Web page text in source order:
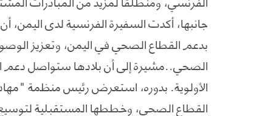
جانبها، أكدت السفيرة الفرنسية لدى اليمن،
بدعم القطاع الصحي في اليمن، وتعزيز
الصحي..مشيرة إلى أن بلادها ستواصل دعم
الأولوية. بدوره، استعرض رئيس منظمة
القطاع الصحي، وخططها المستقبلية